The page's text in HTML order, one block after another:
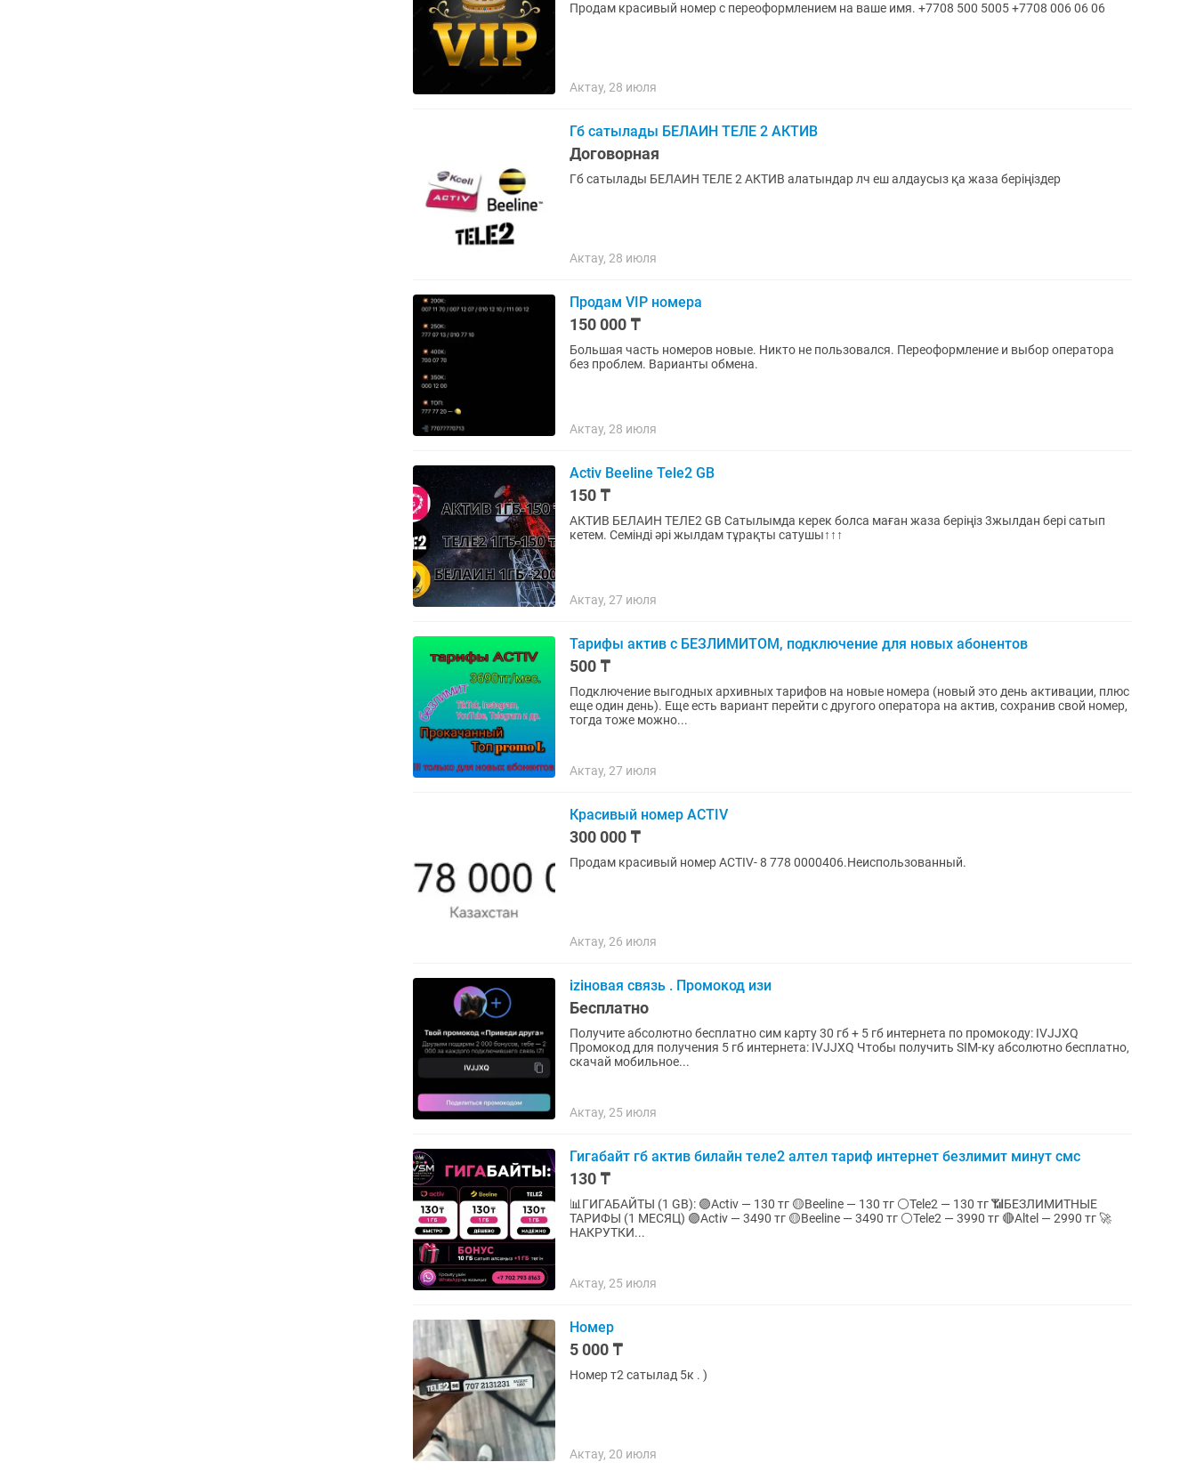
Продам красивый номер с переоформлением на ваше имя. +7708 500 5005 +7708 006 06 06
Актау, 28 июля
Гб сатылады БЕЛАИН ТЕЛЕ 2 АКТИВ
Договорная
Гб сатылады БЕЛАИН ТЕЛЕ 2 АКТИВ алатындар лч еш алдаусыз қа жаза беріңіздер
Актау, 28 июля
Продам VIP номера
150 000 ₸
Большая часть номеров новые. Никто не пользовался. Переоформление и выбор оператора
без проблем. Варианты обмена.
Актау, 28 июля
Activ Beeline Tele2 GB
150 ₸
АКТИВ БЕЛАИН ТЕЛЕ2 GB Сатылымда керек болса маған жаза беріңіз 3жылдан бері сатып
кетем. Семінді әрі жылдам тұрақты сатушы↑↑↑
Актау, 27 июля
Тарифы актив с БЕЗЛИМИТОМ, подключение для новых абонентов
500 ₸
Подключение выгодных архивных тарифов на новые номера (новый это день активации, плюс
еще один день). Еще есть вариант перейти с другого оператора на актив, сохранив свой номер,
тогда тоже можно...
Актау, 27 июля
Красивый номер ACTIV
300 000 ₸
Продам красивый номер ACTIV- 8 778 0000406.Неиспользованный.
Актау, 26 июля
iziновая связь . Промокод изи
Бесплатно
Получите абсолютно бесплатно сим карту 30 гб + 5 гб интернета по промокоду: IVJJXQ
Промокод для получения 5 гб интернета: IVJJXQ Чтобы получить SIМ-ку абсолютно бесплатно,
скачай мобильное...
Актау, 25 июля
Гигабайт гб актив билайн теле2 алтел тариф интернет безлимит минут смс
130 ₸
📊ГИГАБАЙТЫ (1 GB): 🟣Activ — 130 тг 🟡Beeline — 130 тг ⚪Tele2 — 130 тг 📶БЕЗЛИМИТНЫЕ
ТАРИФЫ (1 МЕСЯЦ) 🟣Activ — 3490 тг 🟡Beeline — 3490 тг ⚪Tele2 — 3990 тг 🔴Altel — 2990 тг 🚀
НАКРУТКИ...
Актау, 25 июля
Номер
5 000 ₸
Номер т2 сатылад 5к . )
Актау, 20 июля